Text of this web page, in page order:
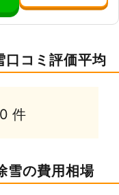
口コミ評価平均
0 件
雪の費用相場